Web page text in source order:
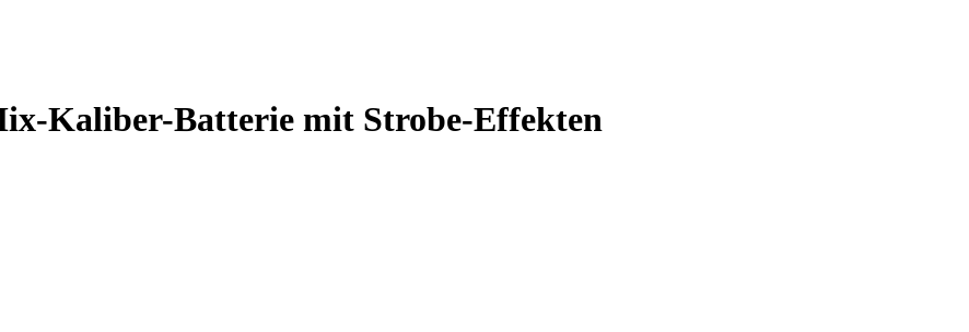
Kaliber-Batterie mit Strobe-Effekten